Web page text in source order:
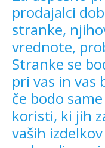
+100 Online
Prednosti za
Prednosti za
Brezplačen
Wellbeing
Učni center
Koristi za podjetje
Koristi za
Kaj vsebuje
Video
Delavnice
Delavnice
Različne
Velik izbor
Program
Coaching
Coaching
Coaching –
Merjenje učinkov
ROI Boot Camp
Prijava na
Koristni viri ROI
Testiranje
Ocenjevanje
Kontakt
prodajalci
stranke,
vrednote,
Stranke se
pri vas in vas
če bodo
koristi, ki jih
vaših